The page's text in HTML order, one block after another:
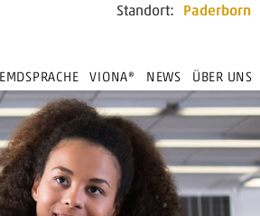
VIONA® NEWS ÜBER UNS
Standort: Paderborn